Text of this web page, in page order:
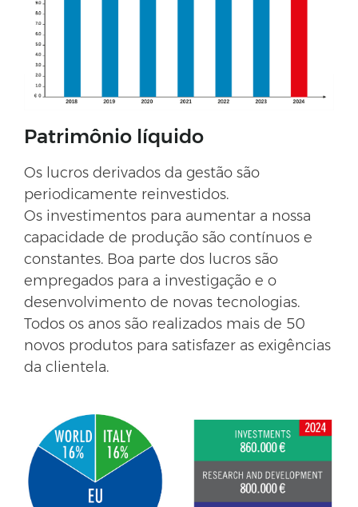
Patrimônio líquido
Os lucros derivados da gestão são
periodicamente reinvestidos.
Os investimentos para aumentar a nossa
capacidade de produção são contínuos e
constantes. Boa parte dos lucros são
empregados para a investigação e o
desenvolvimento de novas tecnologias.
Todos os anos são realizados mais de 50
novos produtos para satisfazer as exigências
da clientela.